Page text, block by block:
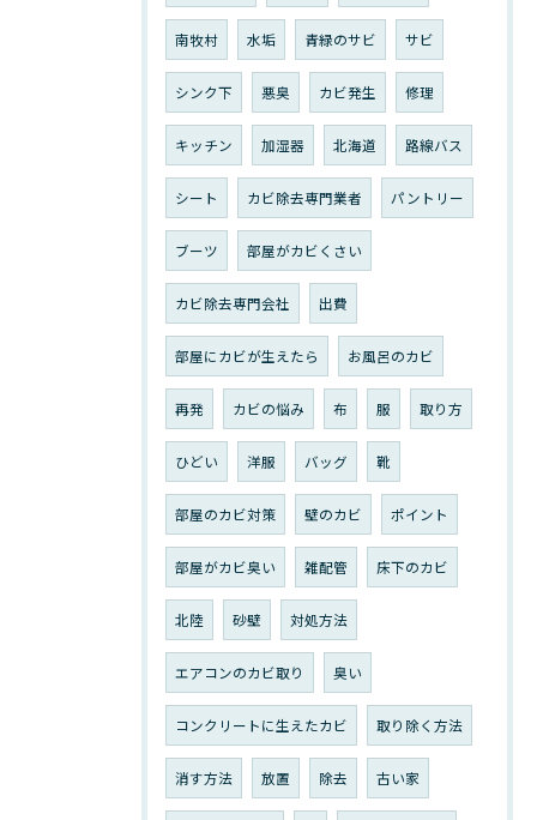
南牧村 水垢 青緑のサビ サビ
シンク下 悪臭 カビ発生 修理
キッチン 加湿器 北海道 路線バス
シート カビ除去専門業者 パントリー
ブーツ 部屋がカビくさい
カビ除去専門会社 出費
部屋にカビが生えたら お風呂のカビ
再発 カビの悩み 布 服 取り方
ひどい 洋服 バッグ 靴
部屋のカビ対策 壁のカビ ポイント
部屋がカビ臭い 雑配管 床下のカビ
北陸 砂壁 対処方法
エアコンのカビ取り 臭い
コンクリートに生えたカビ 取り除く方法
消す方法 放置 除去 古い家